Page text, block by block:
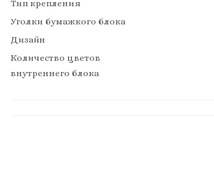
Тип крепления
Уголки бумажкого блока
Дизайн
Количество цветов
внутреннего блока